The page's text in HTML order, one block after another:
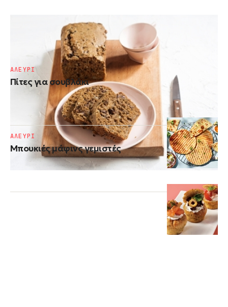
Αλμυρό κέικ λαδιού νηστίσιμο
Πίτες για σουβλάκι
ΑΛΕΥΡΙ
Μπουκιές μάφινς γεμιστές
ΑΛΕΥΡΙ